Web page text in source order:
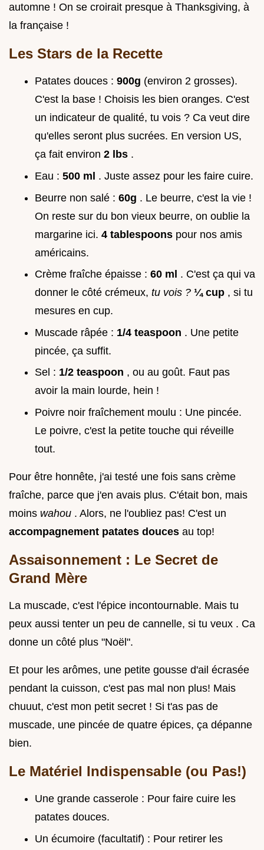
automne ! On se croirait presque à Thanksgiving, à
la française !
Les Stars de la Recette
Patates douces : 900g (environ 2 grosses).
C'est la base ! Choisis les bien oranges. C'est
un indicateur de qualité, tu vois ? Ca veut dire
qu'elles seront plus sucrées. En version US,
ça fait environ 2 lbs .
Eau : 500 ml . Juste assez pour les faire cuire.
Beurre non salé : 60g . Le beurre, c'est la vie !
On reste sur du bon vieux beurre, on oublie la
margarine ici. 4 tablespoons pour nos amis
américains.
Crème fraîche épaisse : 60 ml . C'est ça qui va
donner le côté crémeux, tu vois ? ¼ cup , si tu
mesures en cup.
Muscade râpée : 1/4 teaspoon . Une petite
pincée, ça suffit.
Sel : 1/2 teaspoon , ou au goût. Faut pas
avoir la main lourde, hein !
Poivre noir fraîchement moulu : Une pincée.
Le poivre, c'est la petite touche qui réveille
tout.
Pour être honnête, j'ai testé une fois sans crème
fraîche, parce que j'en avais plus. C'était bon, mais
moins wahou . Alors, ne l'oubliez pas! C'est un
accompagnement patates douces au top!
Assaisonnement : Le Secret de
Grand Mère
La muscade, c'est l'épice incontournable. Mais tu
peux aussi tenter un peu de cannelle, si tu veux . Ca
donne un côté plus "Noël".
Et pour les arômes, une petite gousse d'ail écrasée
pendant la cuisson, c'est pas mal non plus! Mais
chuuut, c'est mon petit secret ! Si t'as pas de
muscade, une pincée de quatre épices, ça dépanne
bien.
Le Matériel Indispensable (ou Pas!)
Une grande casserole : Pour faire cuire les
patates douces.
Un écumoire (facultatif) : Pour retirer les